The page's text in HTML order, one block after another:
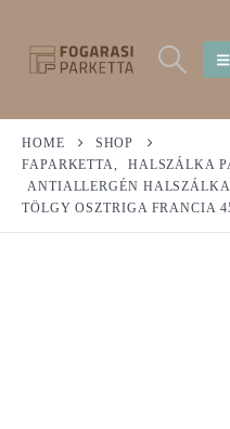
HOME
SHOP
FAPARKETTA, HALSZÁLKA
ANTIALLERGÉN HALSZÁLKA
TÖLGY OSZTRIGA FRANCIA